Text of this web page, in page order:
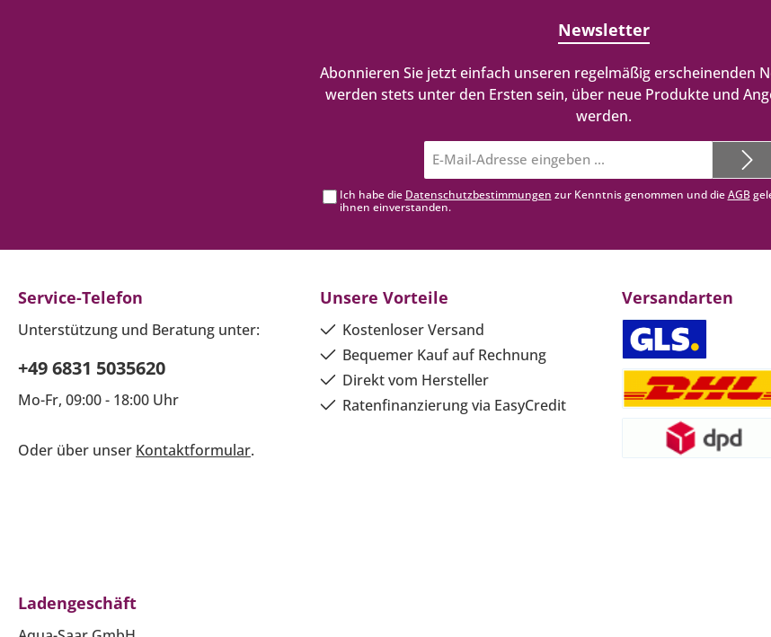
Newsletter
Abonnieren Sie jetzt einfach unseren regelmäßig erscheinenden
werden stets unter den Ersten sein, über neue Produkte und
werden.
Mail-
Adresse*
Ich habe die Datenschutzbestimmungen zur Kenntnis genommen und dieAGB
ihnen einverstanden.
Service-Telefon
Unterstützung und Beratung unter:
+49 6831 5035620
Mo-Fr, 09:00 - 18:00 Uhr
Oder über unser Kontaktformular.
Unsere Vorteile
Kostenloser Versand
Bequemer Kauf auf Rechnung
Direkt vom Hersteller
Ratenfinanzierung via EasyCredit
Versandarten
Ladengeschäft